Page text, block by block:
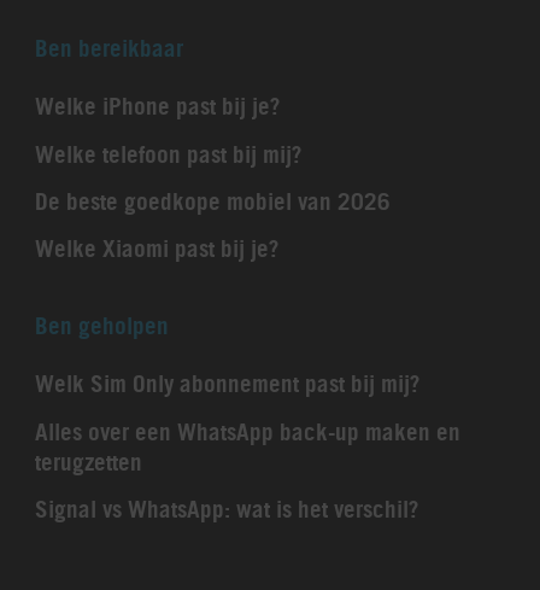
Ben bereikbaar
Welke iPhone past bij je?
Welke telefoon past bij mij?
De beste goedkope mobiel van 2026
Welke Xiaomi past bij je?
Ben geholpen
Welk Sim Only abonnement past bij mij?
Alles over een WhatsApp back-up maken en
terugzetten
Signal vs WhatsApp: wat is het verschil?